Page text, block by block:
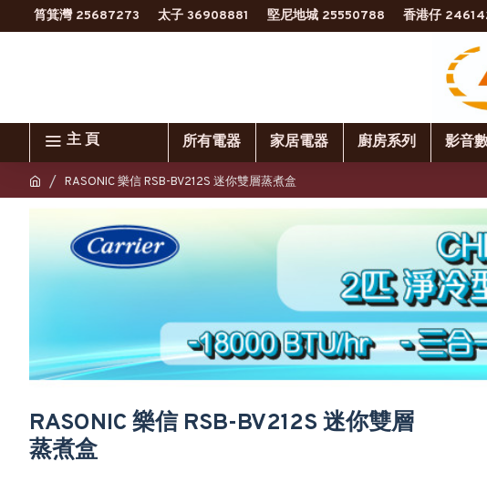
筲箕灣 25687273 太子 36908881 堅尼地城 25550788 香港仔
主 頁 所有電器 家居電器 廚房系列 影音
RASONIC 樂信 RSB-BV212S 迷你雙層蒸煮盒
RASONIC 樂信 RSB-BV212S 迷你雙層
蒸煮盒